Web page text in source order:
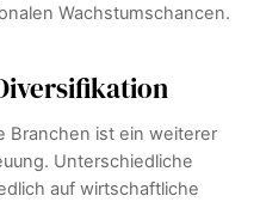
Wachstumschancen.
Branchen ist ein weiterer
Unterschiedliche
auf wirtschaftliche